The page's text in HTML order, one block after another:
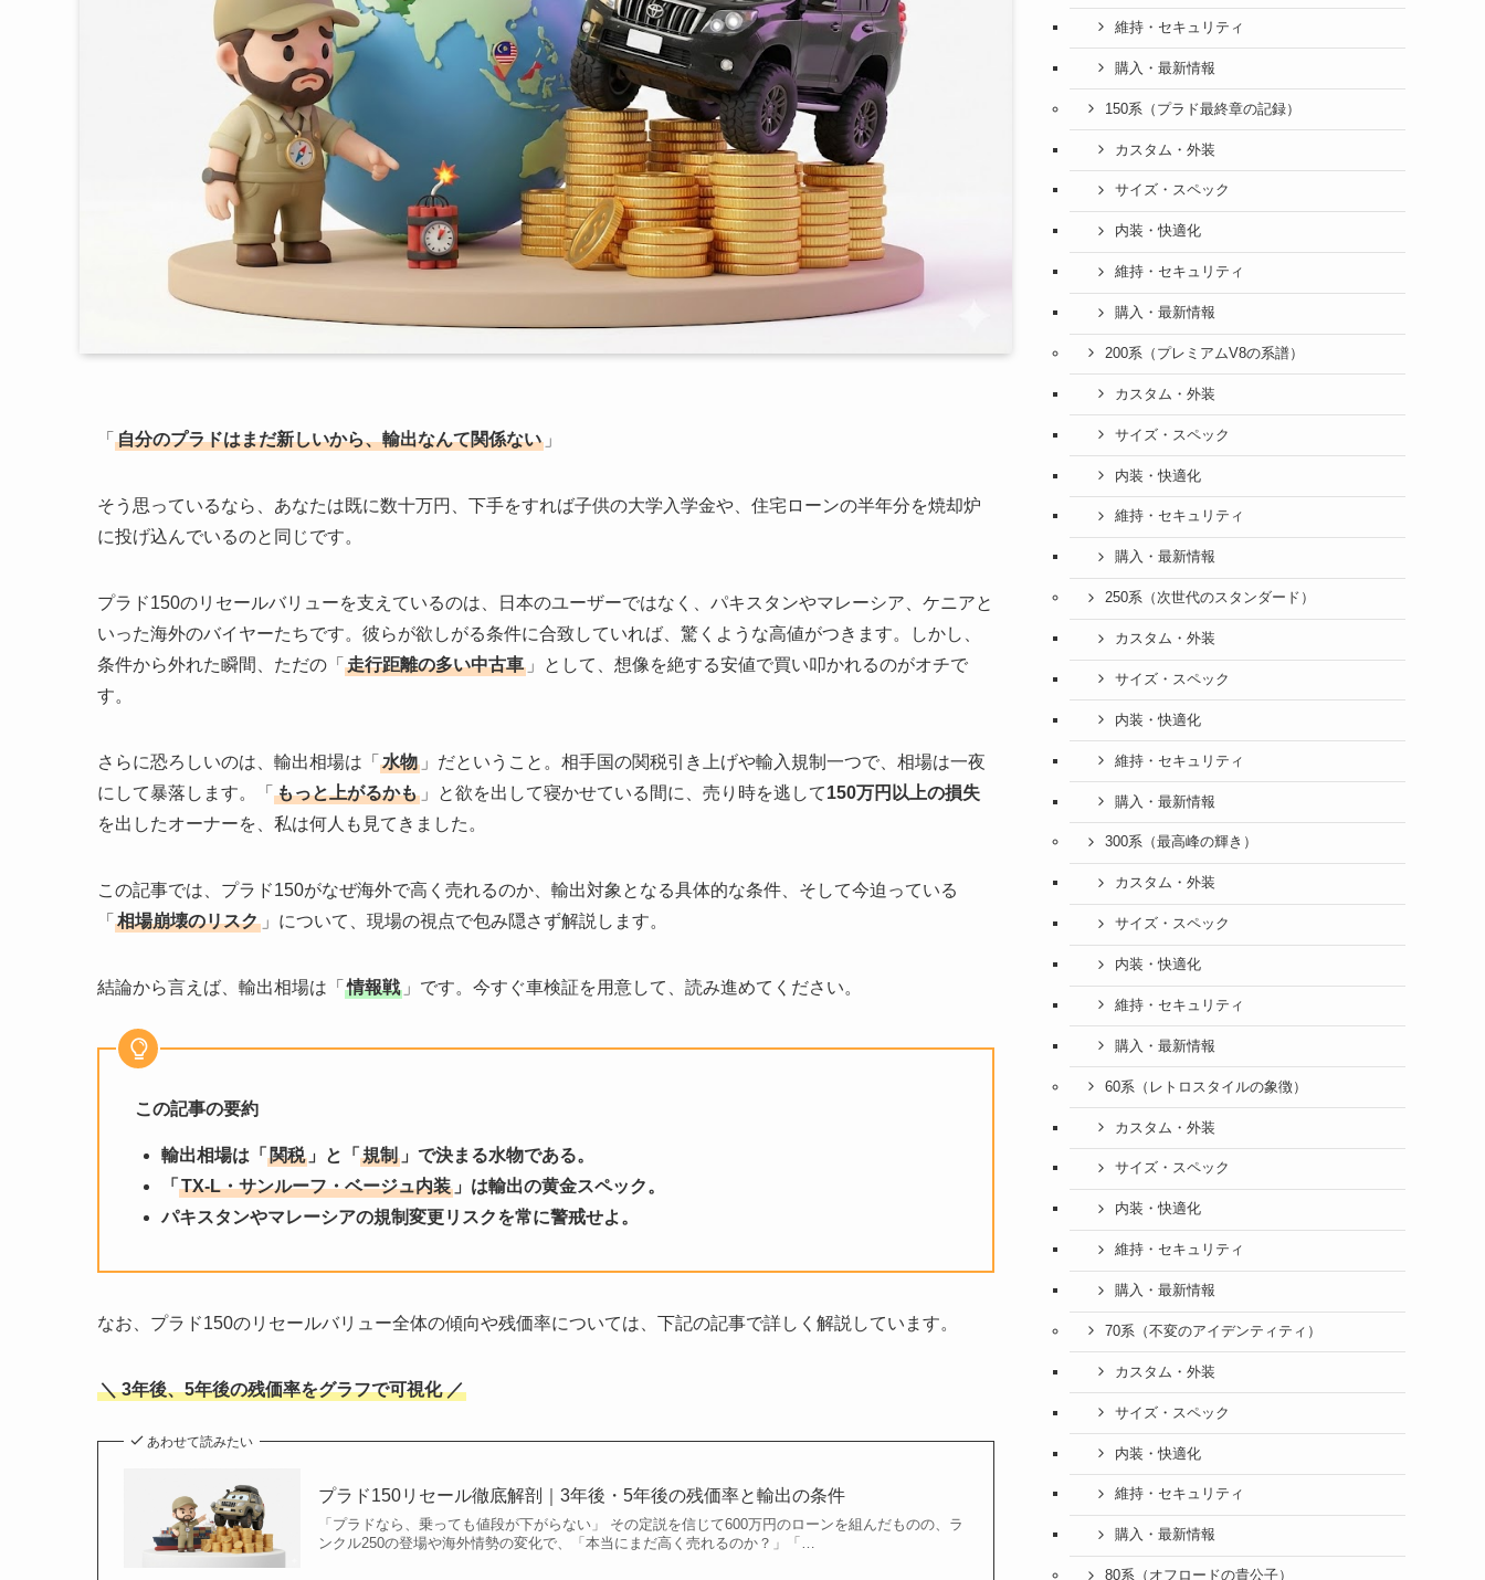
「 自分のプラドはまだ新しいから、輸出なんて関係ない 」
そう思っているなら、あなたは既に数十万円、下手をすれば子供の大学入学金や、住宅ローンの半年分を焼却炉
に投げ込んでいるのと同じです。
プラド150のリセールバリューを支えているのは、日本のユーザーではなく、パキスタンやマレーシア、ケニアと
いった海外のバイヤーたちです。彼らが欲しがる条件に合致していれば、驚くような高値がつきます。しかし、
条件から外れた瞬間、ただの「 走行距離の多い中古車 」として、想像を絶する安値で買い叩かれるのがオチで
す。
さらに恐ろしいのは、輸出相場は「 水物 」だということ。相手国の関税引き上げや輸入規制一つで、相場は一夜
にして暴落します。「 もっと上がるかも 」と欲を出して寝かせている間に、売り時を逃して150万円以上の損失
を出したオーナーを、私は何人も見てきました。
この記事では、プラド150がなぜ海外で高く売れるのか、輸出対象となる具体的な条件、そして今迫っている
「 相場崩壊のリスク 」について、現場の視点で包み隠さず解説します。
結論から言えば、輸出相場は「 情報戦 」です。今すぐ車検証を用意して、読み進めてください。
この記事の要約
輸出相場は「 関税 」と「 規制 」で決まる水物である。
「 TX-L・サンルーフ・ベージュ内装 」は輸出の黄金スペック。
パキスタンやマレーシアの規制変更リスクを常に警戒せよ。
なお、プラド150のリセールバリュー全体の傾向や残価率については、下記の記事で詳しく解説しています。
＼ 3年後、5年後の残価率をグラフで可視化 ／
あわせて読みたい
プラド150リセール徹底解剖｜3年後・5年後の残価率と輸出の条件
「プラドなら、乗っても値段が下がらない」 その定説を信じて600万円のローンを組んだものの、ラ
ンクル250の登場や海外情勢の変化で、「本当にまだ高く売れるのか？」「…
維持・セキュリティ
購入・最新情報
150系（プラド最終章の記録）
カスタム・外装
サイズ・スペック
内装・快適化
維持・セキュリティ
購入・最新情報
200系（プレミアムV8の系譜）
カスタム・外装
サイズ・スペック
内装・快適化
維持・セキュリティ
購入・最新情報
250系（次世代のスタンダード）
カスタム・外装
サイズ・スペック
内装・快適化
維持・セキュリティ
購入・最新情報
300系（最高峰の輝き）
カスタム・外装
サイズ・スペック
内装・快適化
維持・セキュリティ
購入・最新情報
60系（レトロスタイルの象徴）
カスタム・外装
サイズ・スペック
内装・快適化
維持・セキュリティ
購入・最新情報
70系（不変のアイデンティティ）
カスタム・外装
サイズ・スペック
内装・快適化
維持・セキュリティ
購入・最新情報
80系（オフロードの貴公子）